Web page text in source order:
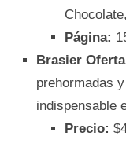
Página:
Brasier
prehormadas
indispensable
Precio: